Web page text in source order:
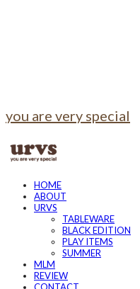
you are very special
HOME
ABOUT
URVS
TABLEWARE
BLACK EDITION
PLAY ITEMS
SUMMER
MLM
REVIEW